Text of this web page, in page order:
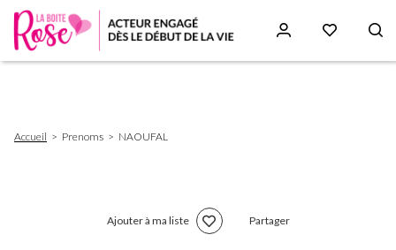
d'Ariane
Accueil Prenoms NAOUFAL
Ajouter à ma liste Partager